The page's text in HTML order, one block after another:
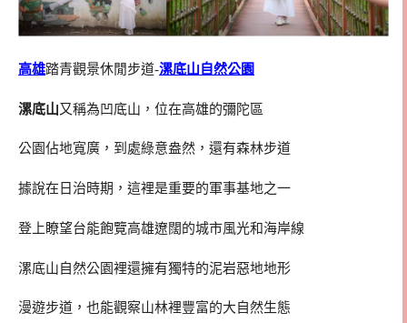
高雄踏青觀景休閒步道-漯底山自然公園
漯底山又稱為凹底山，位在高雄的彌陀區
公園佔地寬廣，到處綠意盎然，還有森林步道
據說在日治時期，這裡是重要的軍事基地之一
登上瞭望台能飽覽高雄遼闊的城市風光和海岸線
漯底山自然公園裡還擁有獨特的泥岩惡地地形
漫遊步道，也能觀察山林裡豐富的大自然生態